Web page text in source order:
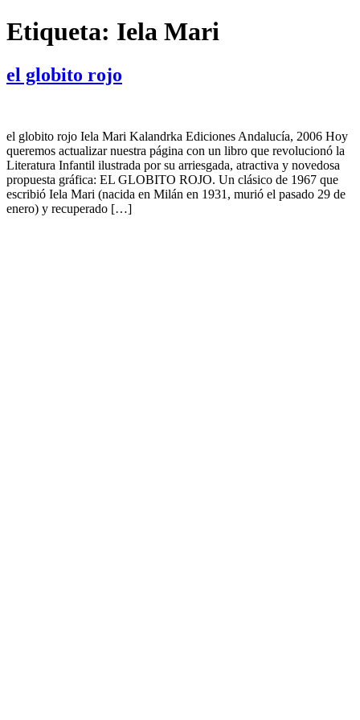
Saltar
al
Etiqueta: Iela Mari
el globito rojo
el globito rojo Iela Mari Kalandrka Ediciones Andalucía, 2006 Hoy
queremos actualizar nuestra página con un libro que revolucionó la
Literatura Infantil ilustrada por su arriesgada, atractiva y novedosa
propuesta gráfica: EL GLOBITO ROJO. Un clásico de 1967 que
escribió Iela Mari (nacida en Milán en 1931, murió el pasado 29 de
enero) y recuperado […]